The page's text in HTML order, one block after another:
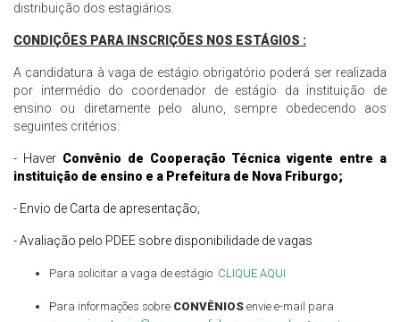
distribuição dos estagiários.
CONDIÇÕES PARA INSCRIÇÕES NOS ESTÁGIOS :
A candidatura à vaga de estágio obrigatório poderá ser realizada
por intermédio do coordenador de estágio da instituição de
ensino ou diretamente pelo aluno, sempre obedecendo aos
seguintes critérios:
- Haver Convênio de Cooperação Técnicavigente entre a
instituição de ensino e a Prefeitura de Nova Friburgo;
- Envio de Carta de apresentação;
-Avaliação pelo PDEE sobre disponibilidade de vagas
Para solicitar a vaga de estágio CLIQUE AQUI
Para informações sobre CONVÊNIOS envie e-mail para